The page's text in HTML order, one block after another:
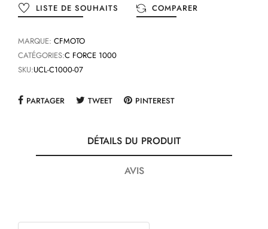
LISTE DE SOUHAITS COMPARER
MARQUE: CFMOTO
CATÉGORIES:C FORCE 1000
SKU:UCL-C1000-07
PARTAGER TWEET PINTEREST
DÉTAILS DU PRODUIT
AVIS